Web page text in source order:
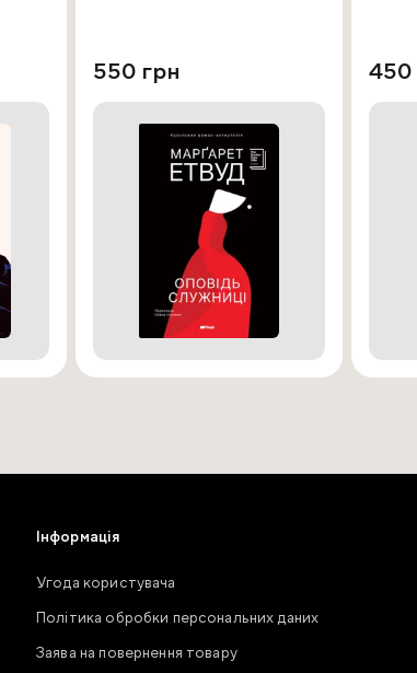
550 грн 450
Інформація
Угода користувача
Політика обробки персональних даних
Заява на повернення товару